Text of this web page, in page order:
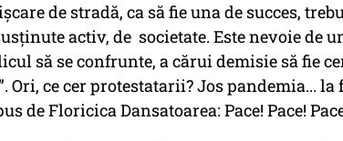
de stradă, ca să fie una de succes,
activ, de societate. Este nevoie de
să se confrunte, a cărui demisie să fie
Ori, ce cer protestatarii? Jos pandemia...
de Floricica Dansatoarea: Pace! Pace!